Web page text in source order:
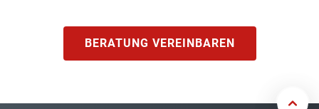
BERATUNG VEREINBAREN